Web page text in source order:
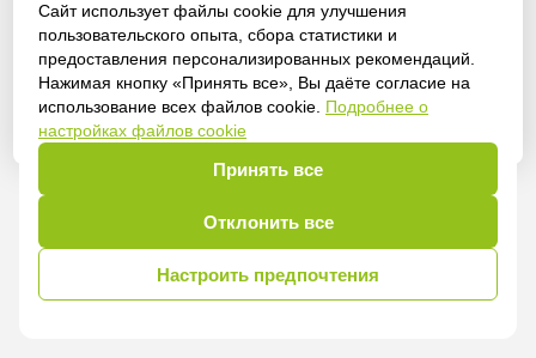
Сайт использует файлы cookie для улучшения
пользовательского опыта, сбора статистики и
предоставления персонализированных рекомендаций.
Нажимая кнопку «Принять все», Вы даёте согласие на
использование всех файлов cookie. Подробнее о
настройках файлов cookie
Принять все
Отклонить все
Настроить предпочтения
Войти